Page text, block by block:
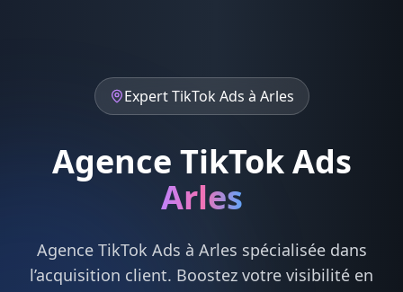
ExpertTikTok Ads à Arles
Agence TikTok Ads
Arles
Agence TikTok Ads à Arles spécialisée dans
l’acquisition client. Boostez votre visibilité en